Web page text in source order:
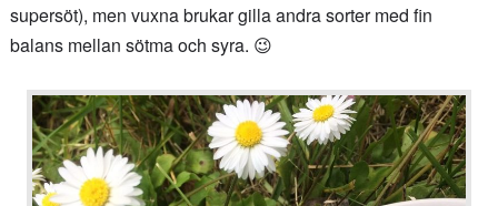
supersöt), men vuxna brukar gilla andra sorter med fin
balans mellan sötma och syra. 😉